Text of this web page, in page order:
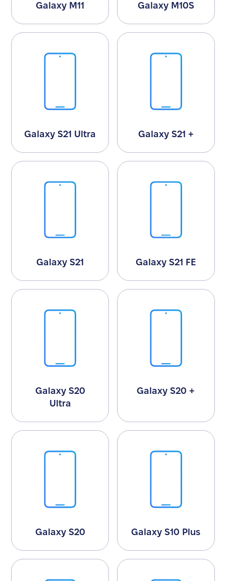
Galaxy M11 Galaxy M10S
Galaxy S21 Ultra Galaxy S21 +
Galaxy S21 Galaxy S21 FE
Galaxy S20
Ultra
Galaxy S20 +
Galaxy S20 Galaxy S10 Plus